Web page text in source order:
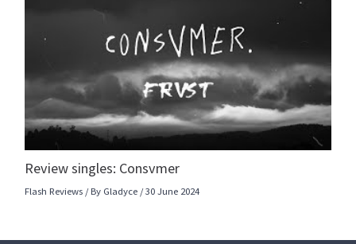
Review singles: Consvmer
Flash Reviews / By Gladyce /30 June 2024